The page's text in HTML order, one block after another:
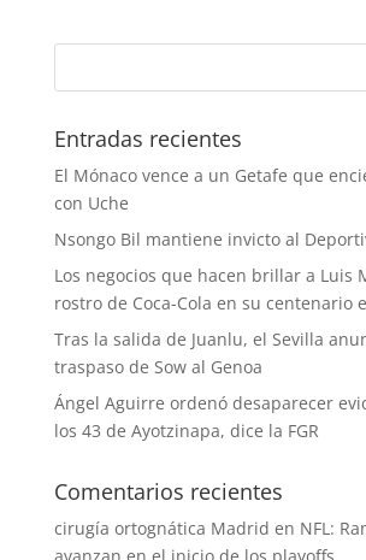
Entradas recientes
El Mónaco vence a un Getafe que
con Uche
Nsongo Bil mantiene invicto al
Los negocios que hacen brillar a Luis
rostro de Coca-Cola en su centenario
Tras la salida de Juanlu, el Sevilla
traspaso de Sow al Genoa
Ángel Aguirre ordenó desaparecer
los 43 de Ayotzinapa, dice la FGR
Comentarios recientes
cirugía ortognática Madrid en NFL: